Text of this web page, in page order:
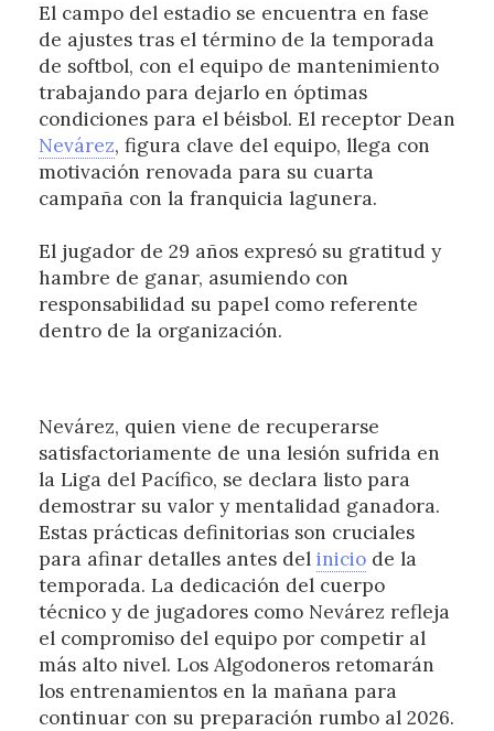
El campo del estadio se encuentra en fase
de ajustes tras el término de la temporada
de softbol, con el equipo de mantenimiento
trabajando para dejarlo en óptimas
condiciones para el béisbol. El receptor Dean
Nevárez, figura clave del equipo, llega con
motivación renovada para su cuarta
campaña con la franquicia lagunera.
El jugador de 29 años expresó su gratitud y
hambre de ganar, asumiendo con
responsabilidad su papel como referente
dentro de la organización.
Nevárez, quien viene de recuperarse
satisfactoriamente de una lesión sufrida en
la Liga del Pacífico, se declara listo para
demostrar su valor y mentalidad ganadora.
Estas prácticas definitorias son cruciales
para afinar detalles antes del iniciode la
temporada. La dedicación del cuerpo
técnico y de jugadores como Nevárez refleja
el compromiso del equipo por competir al
más alto nivel. Los Algodoneros retomarán
los entrenamientos en la mañana para
continuar con su preparación rumbo al 2026.